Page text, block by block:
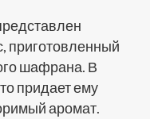
приготовленный
шафрана. В
придает ему
аромат.